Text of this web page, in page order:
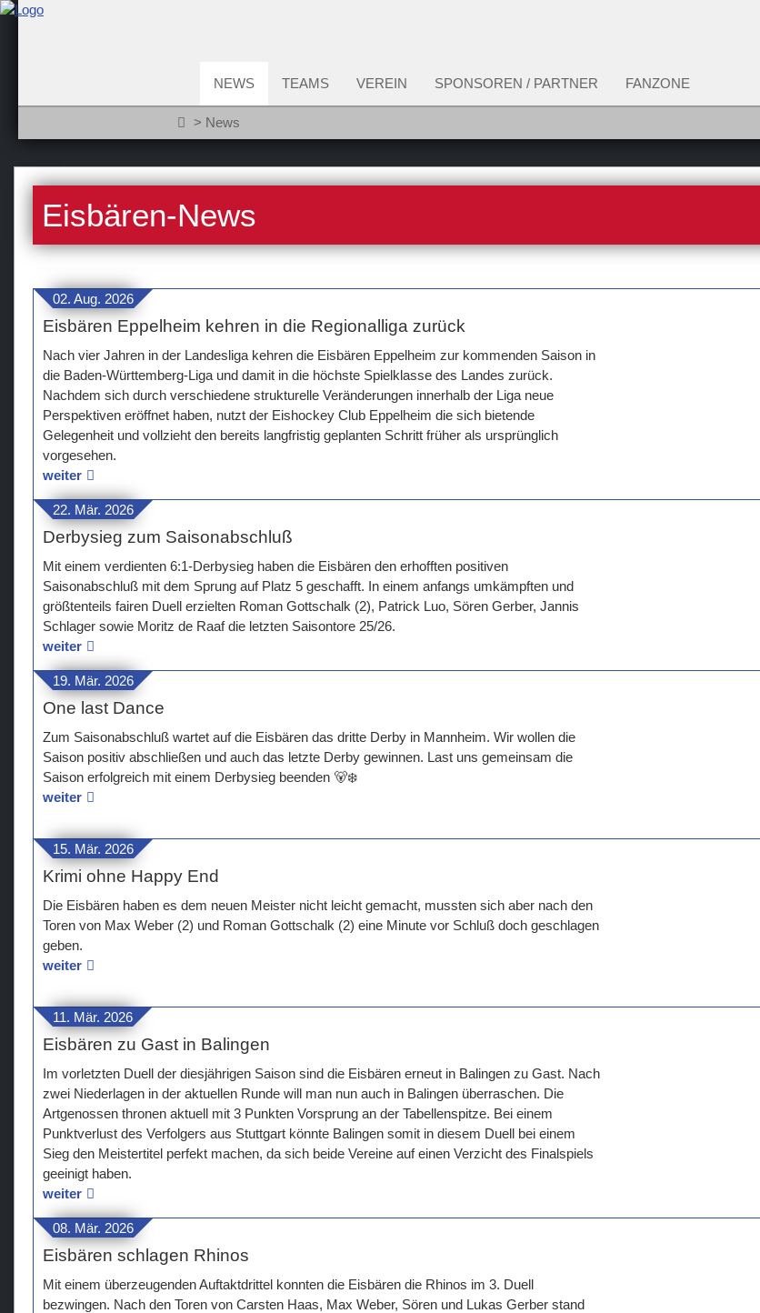
NEWS TEAMS VEREIN SPONSOREN / PARTNER FANZONE
News
Eisbären-News
02. Aug. 2026
Eisbären Eppelheim kehren in die Regionalliga zurück
Nach vier Jahren in der Landesliga kehren die Eisbären Eppelheim zur kommenden Saison in
die Baden-Württemberg-Liga und damit in die höchste Spielklasse des Landes zurück.
Nachdem sich durch verschiedene strukturelle Veränderungen innerhalb der Liga neue
Perspektiven eröffnet haben, nutzt der Eishockey Club Eppelheim die sich bietende
Gelegenheit und vollzieht den bereits langfristig geplanten Schritt früher als ursprünglich
vorgesehen.
weiter
22. Mär. 2026
Derbysieg zum Saisonabschluß
Mit einem verdienten 6:1-Derbysieg haben die Eisbären den erhofften positiven
Saisonabschluß mit dem Sprung auf Platz 5 geschafft. In einem anfangs umkämpften und
größtenteils fairen Duell erzielten Roman Gottschalk (2), Patrick Luo, Sören Gerber, Jannis
Schlager sowie Moritz de Raaf die letzten Saisontore 25/26.
weiter
19. Mär. 2026
One last Dance
Zum Saisonabschluß wartet auf die Eisbären das dritte Derby in Mannheim. Wir wollen die
Saison positiv abschließen und auch das letzte Derby gewinnen. Last uns gemeinsam die
Saison erfolgreich mit einem Derbysieg beenden 🐻‍❄️
weiter
15. Mär. 2026
Krimi ohne Happy End
Die Eisbären haben es dem neuen Meister nicht leicht gemacht, mussten sich aber nach den
Toren von Max Weber (2) und Roman Gottschalk (2) eine Minute vor Schluß doch geschlagen
geben.
weiter
11. Mär. 2026
Eisbären zu Gast in Balingen
Im vorletzten Duell der diesjährigen Saison sind die Eisbären erneut in Balingen zu Gast. Nach
zwei Niederlagen in der aktuellen Runde will man nun auch in Balingen überraschen. Die
Artgenossen thronen aktuell mit 3 Punkten Vorsprung an der Tabellenspitze. Bei einem
Punktverlust des Verfolgers aus Stuttgart könnte Balingen somit in diesem Duell bei einem
Sieg den Meistertitel perfekt machen, da sich beide Vereine auf einen Verzicht des Finalspiels
geeinigt haben.
weiter
08. Mär. 2026
Eisbären schlagen Rhinos
Mit einem überzeugenden Auftaktdrittel konnten die Eisbären die Rhinos im 3. Duell
bezwingen. Nach den Toren von Carsten Haas, Max Weber, Sören und Lukas Gerber stand